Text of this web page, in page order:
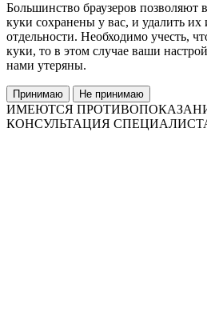
Большинство браузеров позволяют
куки сохранены у вас, и удалить их
отдельности. Необходимо учесть,
куки, то в этом случае ваши
нами утеряны.
Принимаю Не принимаю
ИМЕЮТСЯ
КОНСУЛЬТАЦИЯ